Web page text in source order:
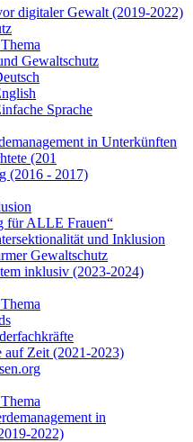
digitaler Gewalt (2019-2022)
Gewaltschutz
Sprache
in Unterkünften
(201
(2016 - 2017)
für ALLE Frauen“
und Inklusion
Gewaltschutz
inklusiv (2023-2024)
auf Zeit (2021-2023)
in
2022)